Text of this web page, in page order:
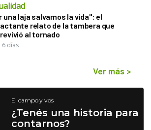
una laja salvamos la vida": el
relato de la tambera que
al tornado
6 días
Ver más >
El campo y vos
¿Tenés una historia para
contarnos?